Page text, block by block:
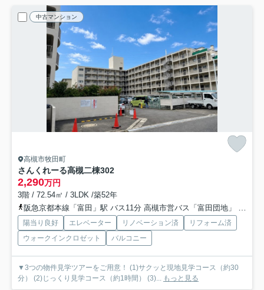
中古マンション
高槻市牧田町
さんくれーる高槻二棟302
2,290万円
3階 / 72.54㎡ / 3LDK /築52年
阪急京都本線「富田」駅 バス11分 高槻市営バス「富田団地」 停歩2分
陽当り良好 エレベーター リノベーション済
リフォーム済
ウォークインクロゼット
バルコニー
▼3つの物件見学ツアーをご用意！ (1)サクッと現地見学コース（約30
分） (2)じっくり見学コース（約1時間） (3)... もっと見る